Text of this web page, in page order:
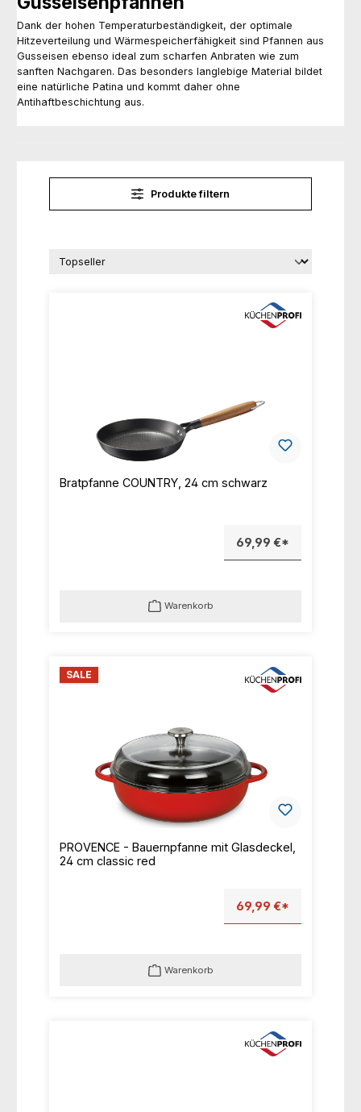
Dank der hohen Temperaturbeständigkeit, der optimale
Hitzeverteilung und Wärmespeicherfähigkeit sind Pfannen aus
Gusseisen ebenso ideal zum scharfen Anbraten wie zum
sanften Nachgaren. Das besonders langlebige Material bildet
eine natürliche Patina und kommt daher ohne
Antihaftbeschichtung aus.
Produkte filtern
Bratpfanne COUNTRY, 24 cm schwarz
69,99 €*
Warenkorb
SALE
PROVENCE - Bauernpfanne mit Glasdeckel,
24 cm classic red
69,99 €*
Warenkorb